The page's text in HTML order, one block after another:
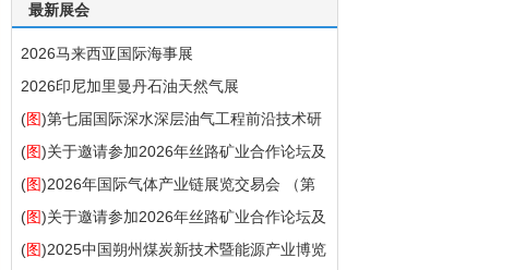
Krohne流量计-科隆流量计-原装进口
苏州倾佳电子有限公司
优瑞达电子科技有限公司
山东泰丰智能控制股份有限公司电子商部
深圳恒德新能源有限公司
常州普威复合材料科技有限公司
Krohne流量计-原装进口
济南普瑞特石油装备有限公司
最新展会
2026马来西亚国际海事展
2026印尼加里曼丹石油天然气展
(图)第七届国际深水深层油气工程前沿技术研
讨会暨第六届国际水合物青年论坛
(图)关于邀请参加2026年丝路矿业合作论坛及
中国新疆国际煤炭工业博览会的函
(图)2026年国际气体产业链展览交易会 （第
二十七届国际气体技术、设备与应用展览会）
(图)关于邀请参加2026年丝路矿业合作论坛及
中国新疆国际矿业与装备博览会的函
(图)2025中国朔州煤炭新技术暨能源产业博览